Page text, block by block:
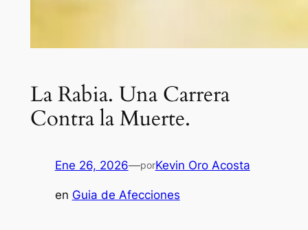
La Rabia. Una Carrera
Contra la Muerte.
Ene 26, 2026—porKevin Oro Acosta
en Guia de Afecciones